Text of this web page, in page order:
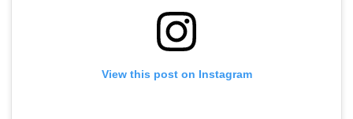
View this post on Instagram